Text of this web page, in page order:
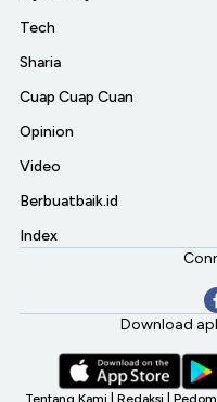
Tech
Sharia
Cuap Cuap Cuan
Opinion
Video
Berbuatbaik.id
Index
Download